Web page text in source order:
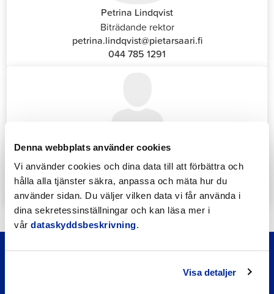
Denna webbplats använder cookies
Vi använder cookies och dina data till att förbättra och
hålla alla tjänster säkra, anpassa och mäta hur du
använder sidan. Du väljer vilken data vi får använda i
dina sekretessinställningar och kan läsa mer i
vår dataskyddsbeskrivning.
Visa detaljer
Petrina Lindqvist
Biträdande rektor
petrina.lindqvist@pietarsaari.fi
044 785 1291
Katrin Nylund
Kundservice- och växelansvarig (Front Office)
katrin.nylund@jakobstad.fi
044 785 1988